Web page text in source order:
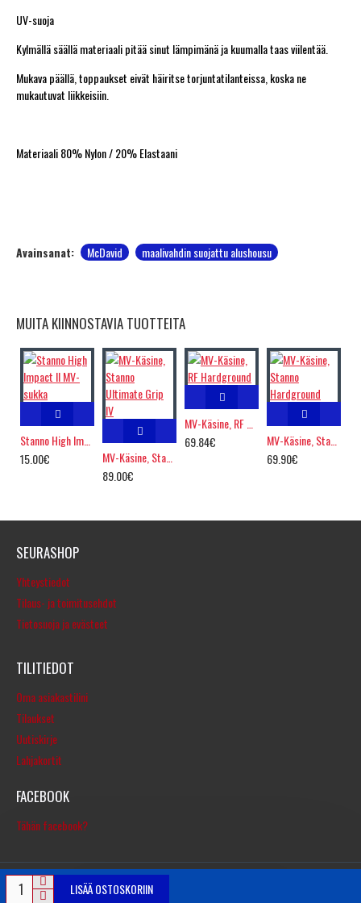
LISÄÄ OSTOSKORIIN
UV-suoja
Kylmällä säällä materiaali pitää sinut lämpimänä ja kuumalla taas viilentää.
Mukava päällä, toppaukset eivät häiritse torjuntatilanteissa, koska ne
mukautuvat liikkeisiin.
Materiaali 80% Nylon / 20% Elastaani
Avainsanat: McDavid maalivahdin suojattu alushousu
MUITA KIINNOSTAVIA TUOTTEITA
15.00€
MV-Käsine, Stanno Ultimate Grip IV
89.00€
69.84€
MV-Käsine, Stanno Hardground
69.90€
SEURASHOP
Yhteystiedot
Tilaus- ja toimitusehdot
Tietosuoja ja evästeet
TILITIEDOT
Oma asiakastilini
Tilaukset
Uutiskirje
Lahjakortit
FACEBOOK
Tähän facebook?
© Copyright 2016